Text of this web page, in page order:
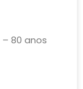
80 anos